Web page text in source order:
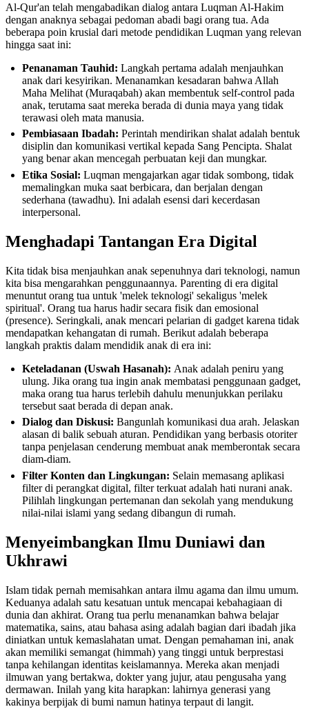
Al-Qur'an telah mengabadikan dialog antara Luqman Al-Hakim
dengan anaknya sebagai pedoman abadi bagi orang tua. Ada
beberapa poin krusial dari metode pendidikan Luqman yang relevan
hingga saat ini:
Penanaman Tauhid: Langkah pertama adalah menjauhkan
anak dari kesyirikan. Menanamkan kesadaran bahwa Allah
Maha Melihat (Muraqabah) akan membentuk self-control pada
anak, terutama saat mereka berada di dunia maya yang tidak
terawasi oleh mata manusia.
Pembiasaan Ibadah: Perintah mendirikan shalat adalah bentuk
disiplin dan komunikasi vertikal kepada Sang Pencipta. Shalat
yang benar akan mencegah perbuatan keji dan mungkar.
Etika Sosial: Luqman mengajarkan agar tidak sombong, tidak
memalingkan muka saat berbicara, dan berjalan dengan
sederhana (tawadhu). Ini adalah esensi dari kecerdasan
interpersonal.
Menghadapi Tantangan Era Digital
Kita tidak bisa menjauhkan anak sepenuhnya dari teknologi, namun
kita bisa mengarahkan penggunaannya. Parenting di era digital
menuntut orang tua untuk 'melek teknologi' sekaligus 'melek
spiritual'. Orang tua harus hadir secara fisik dan emosional
(presence). Seringkali, anak mencari pelarian di gadget karena tidak
mendapatkan kehangatan di rumah. Berikut adalah beberapa
langkah praktis dalam mendidik anak di era ini:
Keteladanan (Uswah Hasanah): Anak adalah peniru yang
ulung. Jika orang tua ingin anak membatasi penggunaan gadget,
maka orang tua harus terlebih dahulu menunjukkan perilaku
tersebut saat berada di depan anak.
Dialog dan Diskusi: Bangunlah komunikasi dua arah. Jelaskan
alasan di balik sebuah aturan. Pendidikan yang berbasis otoriter
tanpa penjelasan cenderung membuat anak memberontak secara
diam-diam.
Filter Konten dan Lingkungan: Selain memasang aplikasi
filter di perangkat digital, filter terkuat adalah hati nurani anak.
Pilihlah lingkungan pertemanan dan sekolah yang mendukung
nilai-nilai islami yang sedang dibangun di rumah.
Menyeimbangkan Ilmu Duniawi dan
Ukhrawi
Islam tidak pernah memisahkan antara ilmu agama dan ilmu umum.
Keduanya adalah satu kesatuan untuk mencapai kebahagiaan di
dunia dan akhirat. Orang tua perlu menanamkan bahwa belajar
matematika, sains, atau bahasa asing adalah bagian dari ibadah jika
diniatkan untuk kemaslahatan umat. Dengan pemahaman ini, anak
akan memiliki semangat (himmah) yang tinggi untuk berprestasi
tanpa kehilangan identitas keislamannya. Mereka akan menjadi
ilmuwan yang bertakwa, dokter yang jujur, atau pengusaha yang
dermawan. Inilah yang kita harapkan: lahirnya generasi yang
kakinya berpijak di bumi namun hatinya terpaut di langit.